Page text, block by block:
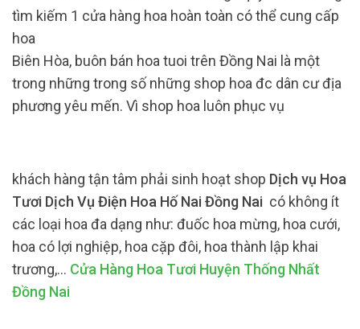
tìm kiếm 1 cửa hàng hoa hoàn toàn có thể cung cấp
hoa
Biên Hòa, buôn bán hoa tuoi trên Đồng Nai là một
trong những trong số những shop hoa đc dân cư địa
phương yêu mến. Vì shop hoa luôn phục vụ
khách hàng tận tâm phải sinh hoạt shop Dịch vụ Hoa
Tươi Dịch Vụ Điện Hoa Hố Nai Đồng Nai có không ít
các loại hoa đa dạng như: đuốc hoa mừng, hoa cưới,
hoa có lợi nghiệp, hoa cặp đôi, hoa thành lập khai
trương,… Cửa Hàng Hoa Tươi Huyện Thống Nhất
Đồng Nai